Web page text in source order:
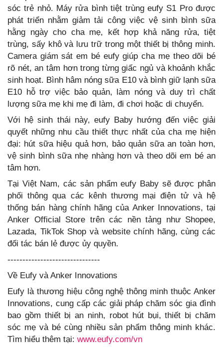
sóc trẻ nhỏ. Máy rửa bình tiệt trùng eufy S1 Pro được
phát triển nhằm giảm tải công việc vệ sinh bình sữa
hằng ngày cho cha mẹ, kết hợp khả năng rửa, tiệt
trùng, sấy khô và lưu trữ trong một thiết bị thông minh.
Camera giám sát em bé eufy giúp cha mẹ theo dõi bé
rõ nét, an tâm hơn trong từng giấc ngủ và khoảnh khắc
sinh hoạt. Bình hâm nóng sữa E10 và bình giữ lạnh sữa
E10 hỗ trợ việc bảo quản, làm nóng và duy trì chất
lượng sữa mẹ khi mẹ đi làm, đi chơi hoặc di chuyển.
Với hệ sinh thái này, eufy Baby hướng đến việc giải
quyết những nhu cầu thiết thực nhất của cha mẹ hiện
đại: hút sữa hiệu quả hơn, bảo quản sữa an toàn hơn,
vệ sinh bình sữa nhẹ nhàng hơn và theo dõi em bé an
tâm hơn.
Tại Việt Nam, các sản phẩm eufy Baby sẽ được phân
phối thông qua các kênh thương mại điện tử và hệ
thống bán hàng chính hãng của Anker Innovations, tại
Anker Official Store trên các nền tảng như Shopee,
Lazada, TikTok Shop và website chính hãng, cùng các
đối tác bán lẻ được ủy quyền.
-------------------------------
Về Eufy và Anker Innovations
Eufy là thương hiệu công nghệ thông minh thuộc Anker
Innovations, cung cấp các giải pháp chăm sóc gia đình
bao gồm thiết bị an ninh, robot hút bụi, thiết bị chăm
sóc mẹ và bé cùng nhiều sản phẩm thông minh khác.
Tìm hiểu thêm tại: www.eufy.com/vn